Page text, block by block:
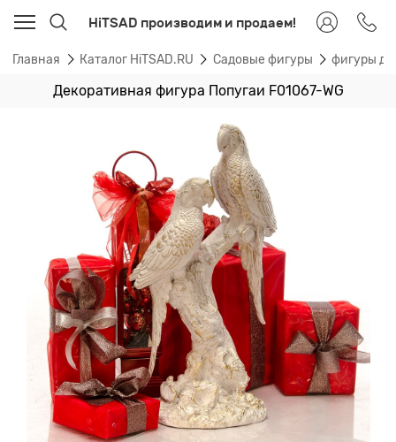
HiTSAD производим и продаем!
Главная Каталог HiTSAD.RU Садовые фигуры фигуры
Декоративная фигура Попугаи F01067-WG